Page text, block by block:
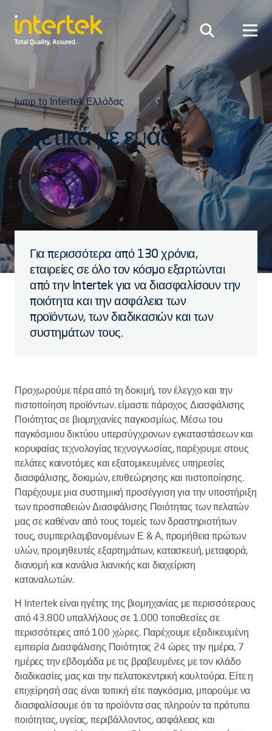
Jump to Intertek Ελλάδας
Σχετικά με εμάς
Για περισσότερα από 130 χρόνια,
εταιρείες σε όλο τον κόσμο εξαρτώνται
από την Intertek για να διασφαλίσουν την
ποιότητα και την ασφάλεια των
προϊόντων, των διαδικασιών και των
συστημάτων τους.
Προχωρούμε πέρα από τη δοκιμή, τον έλεγχο και την
πιστοποίηση προϊόντων. είμαστε πάροχος Διασφάλισης
Ποιότητας σε βιομηχανίες παγκοσμίως. Μέσω του
παγκόσμιου δικτύου υπερσύγχρονων εγκαταστάσεων και
κορυφαίας τεχνολογίας τεχνογνωσίας, παρέχουμε στους
πελάτες καινοτόμες και εξατομικευμένες υπηρεσίες
διασφάλισης, δοκιμών, επιθεώρησης και πιστοποίησης.
Παρέχουμε μια συστημική προσέγγιση για την υποστήριξη
των προσπαθειών Διασφάλισης Ποιότητας των πελατών
μας σε καθέναν από τους τομείς των δραστηριοτήτων
τους, συμπεριλαμβανομένων Ε & Α, προμήθεια πρώτων
υλών, προμηθευτές εξαρτημάτων, κατασκευή, μεταφορά,
διανομή και κανάλια λιανικής και διαχείριση
καταναλωτών.
Η Intertek είναι ηγέτης της βιομηχανίας με περισσότερους
από 43.800 υπαλλήλους σε 1.000 τοποθεσίες σε
περισσότερες από 100 χώρες. Παρέχουμε εξειδικευμένη
εμπειρία Διασφάλισης Ποιότητας 24 ώρες την ημέρα, 7
ημέρες την εβδομάδα με τις βραβευμένες με τον κλάδο
διαδικασίες μας και την πελατοκεντρική κουλτούρα. Είτε η
επιχείρησή σας είναι τοπική είτε παγκόσμια, μπορούμε να
διασφαλίσουμε ότι τα προϊόντα σας πληρούν τα πρότυπα
ποιότητας, υγείας, περιβάλλοντος, ασφάλειας και